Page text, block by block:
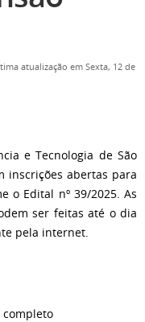
atualização em Sexta, 12 de
e Tecnologia de São
inscrições abertas para
o Edital nº 39/2025. As
ser feitas até o dia
pela internet.
completo